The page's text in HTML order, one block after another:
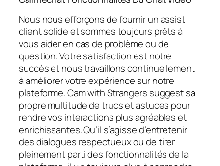
Nous nous efforçons de fournir un assist
client solide et sommes toujours prêts à
vous aider en cas de problème ou de
question. Votre satisfaction est notre
succès et nous travaillons continuellement
à améliorer votre expérience sur notre
plateforme. Cam with Strangers suggest sa
propre multitude de trucs et astuces pour
rendre vos interactions plus agréables et
enrichissantes. Qu’il s’agisse d’entretenir
des dialogues respectueux ou de tirer
pleinement parti des fonctionnalités de la